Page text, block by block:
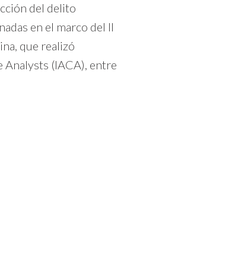
del delito
en el marco del II
que realizó
Analysts (IACA), entre